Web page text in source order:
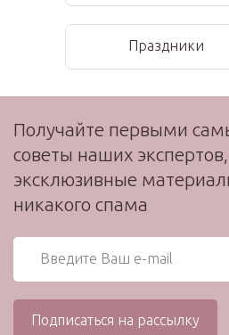
Праздники
Получайте первыми
советы наших
эксклюзивные
никакого спама